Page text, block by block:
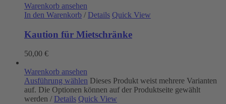
Warenkorb ansehen
In den Warenkorb / Details Quick View
Kaution für Mietschränke
50,00 €
Warenkorb ansehen
Ausführung wählen Dieses Produkt weist mehrere Varianten
auf. Die Optionen können auf der Produktseite gewählt
werden / Details Quick View